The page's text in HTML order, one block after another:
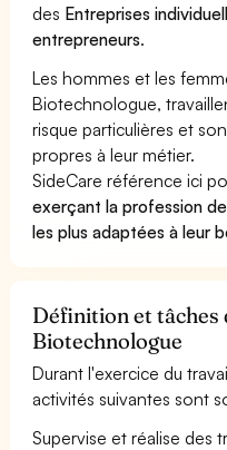
des Entreprises
entrepreneurs.
Les hommes et les
Biotechnologue,
risque particulières et
propres à leur métier.
SideCare référence ici
exerçant la profession
les plus adaptées à leur
Définition et tâches
Biotechnologue
Durant l'exercice du
activités suivantes sont
Supervise et réalise des